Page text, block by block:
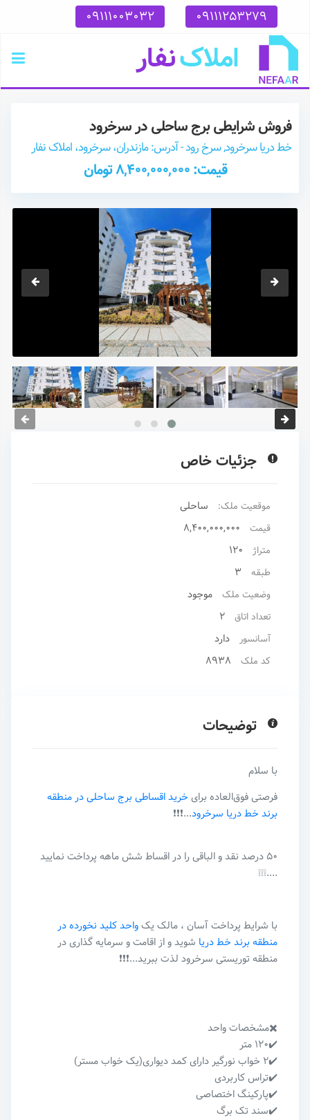
09111253279
09111003032
فروش شرایطی برج ساحلی در سرخرود
خط دریا سرخرود, سرخ رود - آدرس: مازندران، سرخرود، املاک نفار
قیمت: 8,400,000,000 تومان
جزئیات خاص
موقعیت ملک: ساحلی
قیمت 8,400,000,000
متراژ 120
طبقه 3
وضعیت ملک موجود
تعداد اتاق 2
آسانسور دارد
کد ملک 8938
توضیحات
با سلام
فرصتی فوق‌العاده برای خرید اقساطی برج ساحلی در منطقه
برند خط دریا سرخرود...❗️❗️❗️
۵۰ درصد نقد و الباقی را در اقساط شش ماهه پرداخت نمایید
....❕❕❕
با شرایط پرداخت آسان ، مالک یکواحد کلید نخورده در
منطقه برند خط دریا شوید و از اقامت و سرمایه گذاری در
منطقه توریستی سرخرود لذت ببرید...❗️❗️❗️
✖️مشخصات واحد
✔️۱۲۰ متر
✔️۲ خواب نورگیر دارای کمد دیواری(یک خواب مستر)
✔️تراس کاربردی
✔️پارکینگ اختصاصی
✔️سند تک برگ